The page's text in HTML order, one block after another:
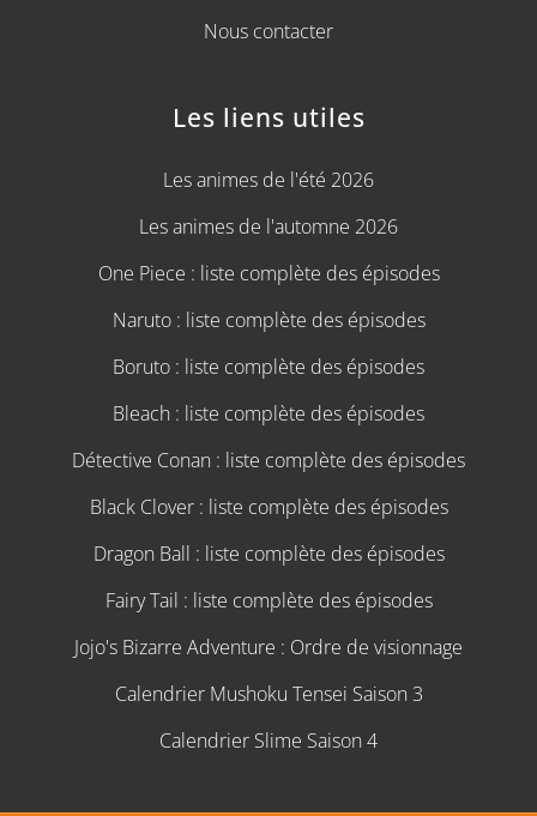
Nous contacter
Les liens utiles
Les animes de l'été 2026
Les animes de l'automne 2026
One Piece : liste complète des épisodes
Naruto : liste complète des épisodes
Boruto : liste complète des épisodes
Bleach : liste complète des épisodes
Détective Conan : liste complète des épisodes
Black Clover : liste complète des épisodes
Dragon Ball : liste complète des épisodes
Fairy Tail : liste complète des épisodes
Jojo's Bizarre Adventure : Ordre de visionnage
Calendrier Mushoku Tensei Saison 3
Calendrier Slime Saison 4